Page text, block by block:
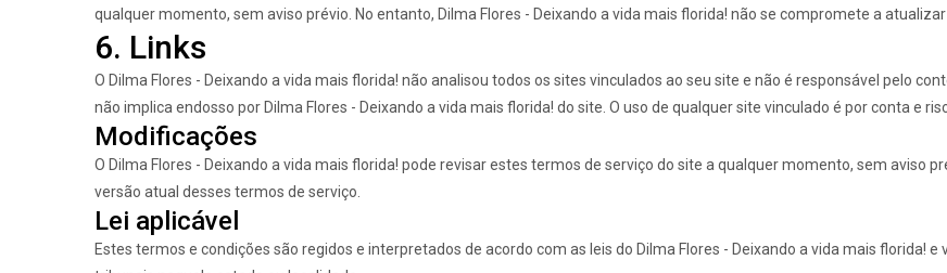
qualquer momento, sem aviso prévio. No entanto, Dilma Flores - Deixando a vida mais florida! não se compromete a
6. Links
O Dilma Flores - Deixando a vida mais florida! não analisou todos os sites vinculados ao seu site e não é responsável pelo
não implica endosso por Dilma Flores - Deixando a vida mais florida! do site. O uso de qualquer site vinculado é por conta e
Modificações
O Dilma Flores - Deixando a vida mais florida! pode revisar estes termos de serviço do site a qualquer momento, sem aviso
versão atual desses termos de serviço.
Lei aplicável
Estes termos e condições são regidos e interpretados de acordo com as leis do Dilma Flores - Deixando a vida mais florida!